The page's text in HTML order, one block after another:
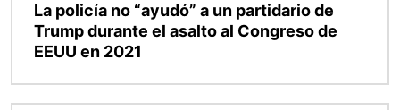
La policía no “ayudó” a un partidario de
Trump durante el asalto al Congreso de
EEUU en 2021